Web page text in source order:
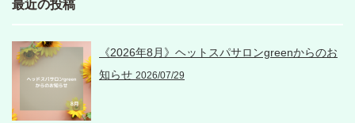
最近の投稿
《2026年8月》ヘットスパサロンgreenからのお
知らせ 2026/07/29